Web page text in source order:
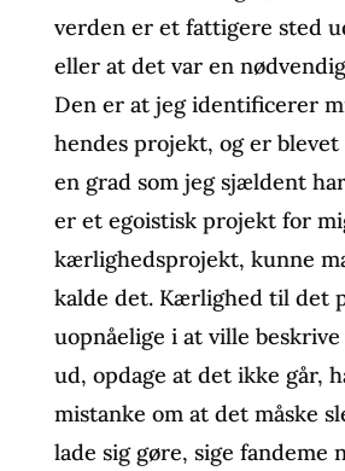
verden er et fattigere sted
eller at det var en
Den er at jeg identificerer
hendes projekt, og er
en grad som jeg sjældent
er et egoistisk projekt for
kærlighedsprojekt, kunne
kalde det. Kærlighed til det
uopnåelige i at ville
ud, opdage at det ikke går,
mistanke om at det måske
lade sig gøre, sige fandeme